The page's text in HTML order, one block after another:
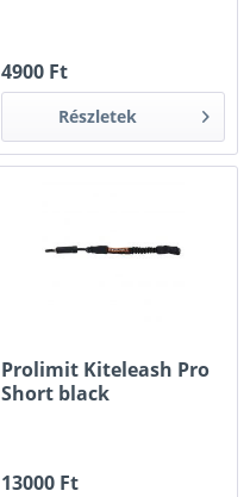
4900 Ft
Részletek
Prolimit Kiteleash Pro
Short black
13000 Ft